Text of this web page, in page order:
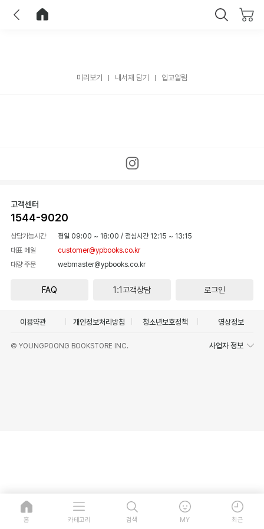
미리보기 내서재 담기 입고알림
고객센터
1544-9020
상담가능시간 평일 09:00 ~ 18:00 / 점심시간 12:15 ~ 13:15
대표 메일
customer@ypbooks.co.kr
대량 주문
webmaster@ypbooks.co.kr
FAQ 1:1고객상담 로그인
이용약관 개인정보처리방침 청소년보호정책 영상정보
© YOUNGPOONG BOOKSTORE INC. 사업자 정보
홈 카테고리 검색 MY 최근